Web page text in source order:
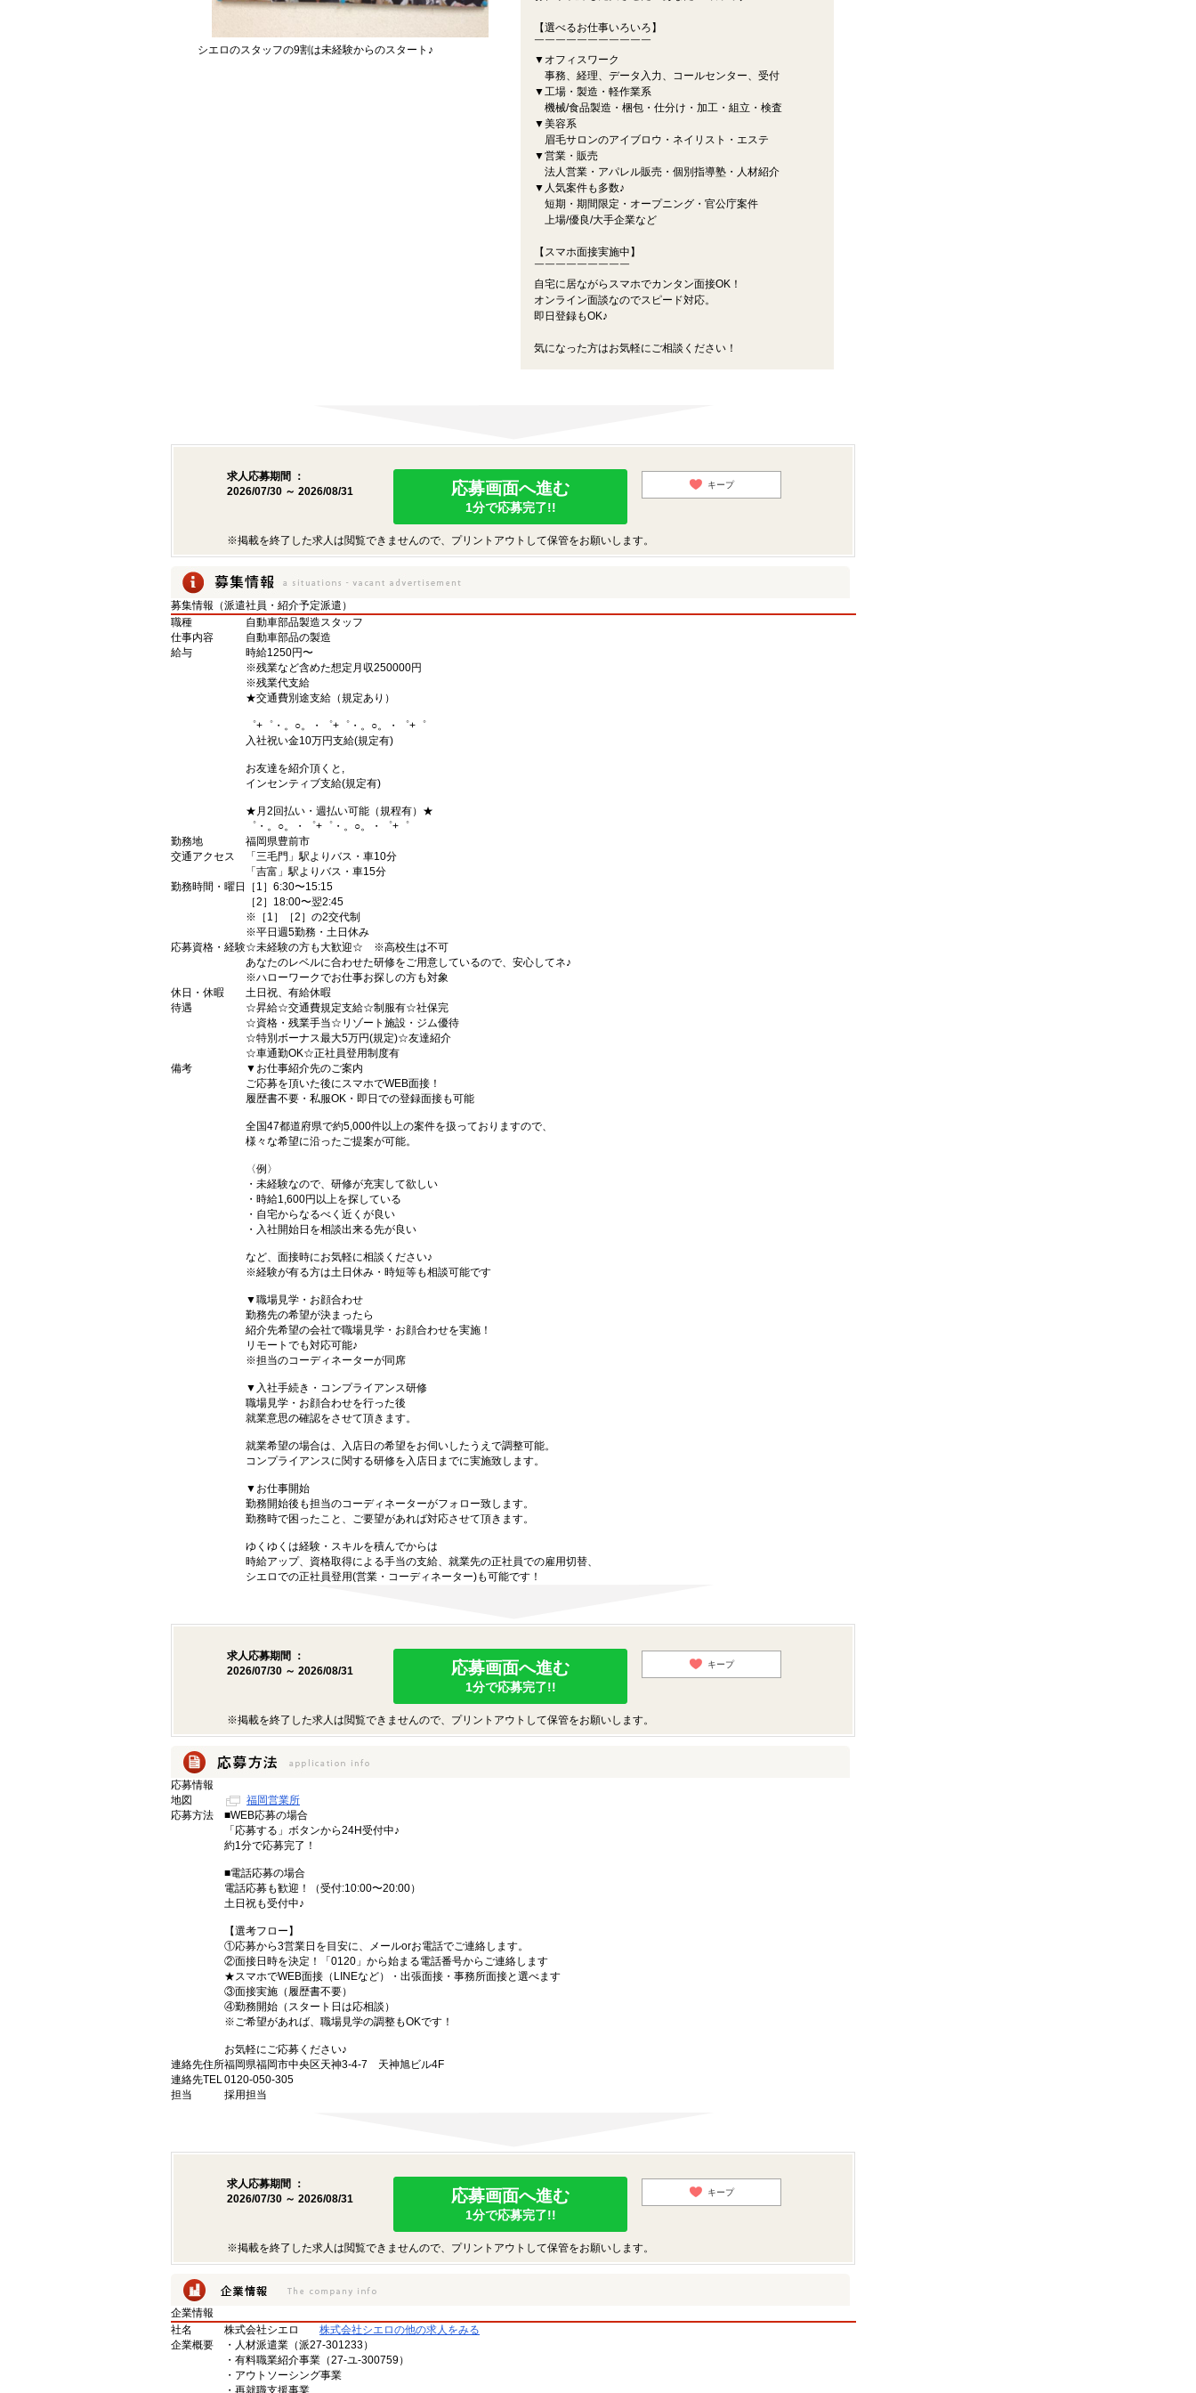
シエロのスタッフの9割は未経験からのスタート♪
【選べるお仕事いろいろ】
￣￣￣￣￣￣￣￣￣￣￣
▼オフィスワーク
事務、経理、データ入力、コールセンター、受付
▼工場・製造・軽作業系
機械/食品製造・梱包・仕分け・加工・組立・検査
▼美容系
眉毛サロンのアイブロウ・ネイリスト・エステ
▼営業・販売
法人営業・アパレル販売・個別指導塾・人材紹介
▼人気案件も多数♪
短期・期間限定・オープニング・官公庁案件
上場/優良/大手企業など
【スマホ面接実施中】
￣￣￣￣￣￣￣￣￣
自宅に居ながらスマホでカンタン面接OK！
オンライン面談なのでスピード対応。
即日登録もOK♪
気になった方はお気軽にご相談ください！
求人応募期間 ：
2026/07/30 ～ 2026/08/31
応募画面へ進む
1分で応募完了!!
キープ
※掲載を終了した求人は閲覧できませんので、プリントアウトして保管をお願いします。
募集情報（派遣社員・紹介予定派遣）
職種
自動車部品製造スタッフ
仕事内容
自動車部品の製造
給与
時給1250円〜
※残業など含めた想定月収250000円
※残業代支給
★交通費別途支給（規定あり）
゜+゜・。○。・゜+゜・。○。・゜+゜
入社祝い金10万円支給(規定有)
お友達を紹介頂くと,
インセンティブ支給(規定有)
★月2回払い・週払い可能（規程有）★
゜・。○。・゜+゜・。○。・゜+゜
勤務地
福岡県豊前市
交通アクセス
「三毛門」駅よりバス・車10分
「吉富」駅よりバス・車15分
勤務時間・曜日
［1］6:30〜15:15
［2］18:00〜翌2:45
※［1］［2］の2交代制
※平日週5勤務・土日休み
応募資格・経験☆未経験の方も大歓迎☆ ※高校生は不可
あなたのレベルに合わせた研修をご用意しているので、安心してネ♪
※ハローワークでお仕事お探しの方も対象
休日・休暇
土日祝、有給休暇
待遇
☆昇給☆交通費規定支給☆制服有☆社保完
☆資格・残業手当☆リゾート施設・ジム優待
☆特別ボーナス最大5万円(規定)☆友達紹介
☆車通勤OK☆正社員登用制度有
備考
▼お仕事紹介先のご案内
ご応募を頂いた後にスマホでWEB面接！
履歴書不要・私服OK・即日での登録面接も可能
全国47都道府県で約5,000件以上の案件を扱っておりますので、
様々な希望に沿ったご提案が可能。
〈例〉
・未経験なので、研修が充実して欲しい
・時給1,600円以上を探している
・自宅からなるべく近くが良い
・入社開始日を相談出来る先が良い
など、面接時にお気軽に相談ください♪
※経験が有る方は土日休み・時短等も相談可能です
▼職場見学・お顔合わせ
勤務先の希望が決まったら
紹介先希望の会社で職場見学・お顔合わせを実施！
リモートでも対応可能♪
※担当のコーディネーターが同席
▼入社手続き・コンプライアンス研修
職場見学・お顔合わせを行った後
就業意思の確認をさせて頂きます。
就業希望の場合は、入店日の希望をお伺いしたうえで調整可能。
コンプライアンスに関する研修を入店日までに実施致します。
▼お仕事開始
勤務開始後も担当のコーディネーターがフォロー致します。
勤務時で困ったこと、ご要望があれば対応させて頂きます。
ゆくゆくは経験・スキルを積んでからは
時給アップ、資格取得による手当の支給、就業先の正社員での雇用切替、
シエロでの正社員登用(営業・コーディネーター)も可能です！
求人応募期間 ：
2026/07/30 ～ 2026/08/31
応募画面へ進む
1分で応募完了!!
キープ
※掲載を終了した求人は閲覧できませんので、プリントアウトして保管をお願いします。
応募情報
地図
福岡営業所
応募方法
■WEB応募の場合
「応募する」ボタンから24H受付中♪
約1分で応募完了！
■電話応募の場合
電話応募も歓迎！（受付:10:00〜20:00）
土日祝も受付中♪
【選考フロー】
①応募から3営業日を目安に、メールorお電話でご連絡します。
②面接日時を決定！「0120」から始まる電話番号からご連絡します
★スマホでWEB面接（LINEなど）・出張面接・事務所面接と選べます
③面接実施（履歴書不要）
④勤務開始（スタート日は応相談）
※ご希望があれば、職場見学の調整もOKです！
お気軽にご応募ください♪
連絡先住所福岡県福岡市中央区天神3-4-7 天神旭ビル4F
連絡先TEL0120-050-305
担当
採用担当
求人応募期間 ：
2026/07/30 ～ 2026/08/31
応募画面へ進む
1分で応募完了!!
キープ
※掲載を終了した求人は閲覧できませんので、プリントアウトして保管をお願いします。
企業情報
社名
株式会社シエロ
株式会社シエロの他の求人をみる
企業概要
・人材派遣業（派27-301233）
・有料職業紹介事業（27-ユ-300759）
・アウトソーシング事業
・再就職支援事業